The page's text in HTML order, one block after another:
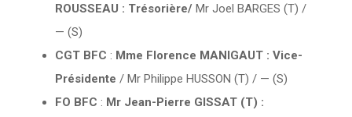
ROUSSEAU : Trésorière/ Mr Joel BARGES (T) /
— (S)
CGT BFC : Mme Florence MANIGAUT : Vice-
Présidente / Mr Philippe HUSSON (T) / — (S)
FO BFC : Mr Jean-Pierre GISSAT (T) :